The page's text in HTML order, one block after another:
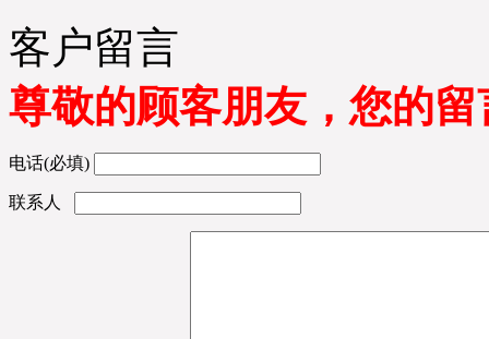
客户留言
尊敬的顾客朋友，您的
电话(必填)
联系人